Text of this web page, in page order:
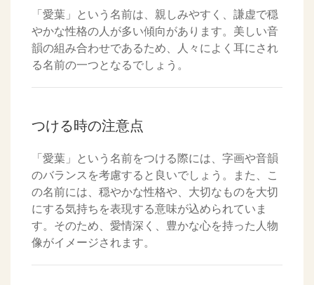
「愛葉」という名前は、親しみやすく、謙虚で穏
やかな性格の人が多い傾向があります。美しい音
韻の組み合わせであるため、人々によく耳にされ
る名前の一つとなるでしょう。
つける時の注意点
「愛葉」という名前をつける際には、字画や音韻
のバランスを考慮すると良いでしょう。また、こ
の名前には、穏やかな性格や、大切なものを大切
にする気持ちを表現する意味が込められていま
す。そのため、愛情深く、豊かな心を持った人物
像がイメージされます。